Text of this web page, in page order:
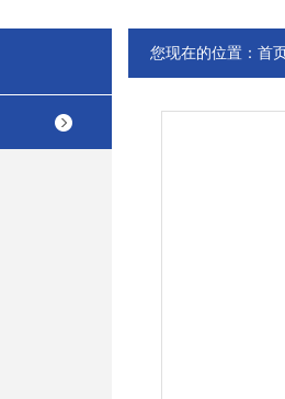
您现在的位置： 首